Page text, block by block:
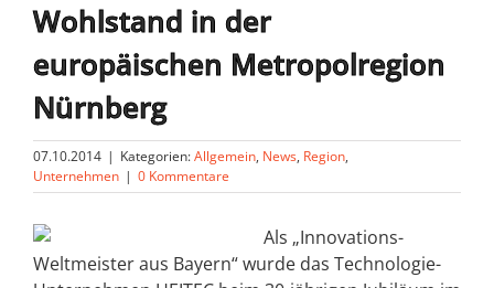
Wohlstand in der
europäischen Metropolregion
Nürnberg
07.10.2014 | Kategorien:Allgemein, News, Region,
Unternehmen | 0 Kommentare
Als „Innovations-
Weltmeister aus Bayern“ wurde das Technologie-